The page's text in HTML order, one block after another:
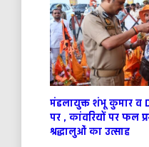
मंडलायुक्त शंभू कुमार व
पर , कांवरियों पर फल
श्रद्धालुओं का उत्साह